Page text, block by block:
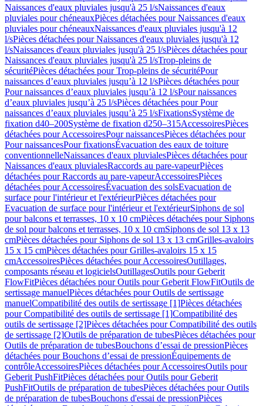
Naissances d'eaux pluviales jusqu'à 25 l/sNaissances d'eaux
pluviales pour chéneauxPièces détachées pour Naissances d'eaux
pluviales pour chéneauxNaissances d'eaux pluviales jusqu'à 12
l/sPièces détachées pour Naissances d'eaux pluviales jusqu'à 12
l/sNaissances d'eaux pluviales jusqu'à 25 l/sPièces détachées pour
Naissances d'eaux pluviales jusqu'à 25 l/sTrop-pleins de
sécuritéPièces détachées pour Trop-pleins de sécuritéPour
naissances d’eaux pluviales jusqu’à 12 l/sPièces détachées pour
Pour naissances d’eaux pluviales jusqu’à 12 l/sPour naissances
d’eaux pluviales jusqu’à 25 l/sPièces détachées pour Pour
naissances d’eaux pluviales jusqu’à 25 l/sFixationsSystème de
fixation d40–200Système de fixation d250–315AccessoiresPièces
détachées pour AccessoiresPour naissancesPièces détachées pour
Pour naissancesPour fixationsÉvacuation des eaux de toiture
conventionnelleNaissances d'eaux pluvialesPièces détachées pour
Naissances d'eaux pluvialesRaccords au pare-vapeurPièces
détachées pour Raccords au pare-vapeurAccessoiresPièces
détachées pour AccessoiresÉvacuation des solsEvacuation de
surface pour l'intérieur et l'extérieurPièces détachées pour
Evacuation de surface pour l'intérieur et l'extérieurSiphons de sol
pour balcons et terrasses, 10 x 10 cmPièces détachées pour Siphons
de sol pour balcons et terrasses, 10 x 10 cmSiphons de sol 13 x 13
cmPièces détachées pour Siphons de sol 13 x 13 cmGrilles-avaloirs
15 x 15 cmPièces détachées pour Grilles-avaloirs 15 x 15
cmAccessoiresPièces détachées pour AccessoiresOutillages,
composants réseau et logicielsOutillagesOutils pour Geberit
FlowFitPièces détachées pour Outils pour Geberit FlowFitOutils de
sertissage manuelPièces détachées pour Outils de sertissage
manuelCompatibilité des outils de sertissage [1]Pièces détachées
pour Compatibilité des outils de sertissage [1]Compatibilité des
outils de sertissage [2]Pièces détachées pour Compatibilité des outils
de sertissage [2]Outils de préparation de tubesPièces détachées pour
Outils de préparation de tubesBouchons d’essai de pressionPièces
détachées pour Bouchons d’essai de pressionÉquipements de
contrôleAccessoiresPièces détachées pour AccessoiresOutils pour
Geberit PushFitPièces détachées pour Outils pour Geberit
PushFitOutils de préparation de tubesPièces détachées pour Outils
de préparation de tubesBouchons d'essai de pressionPièces